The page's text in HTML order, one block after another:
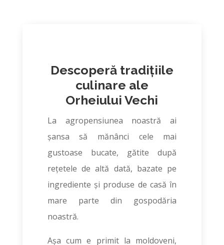
Descoperă tradițiile
culinare ale
Orheiului Vechi
La agropensiunea noastră ai
șansa să mănânci cele mai
gustoase bucate, gătite după
rețetele de altă dată, bazate pe
ingrediente și produse de casă în
mare parte din gospodăria
noastră.
Așa cum e primit la moldoveni,